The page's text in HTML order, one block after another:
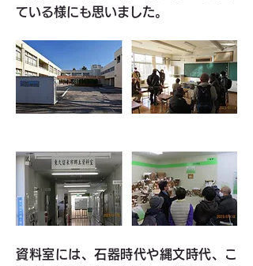
ている様にも思いました。
資料室には、石器時代や縄文時代、こ